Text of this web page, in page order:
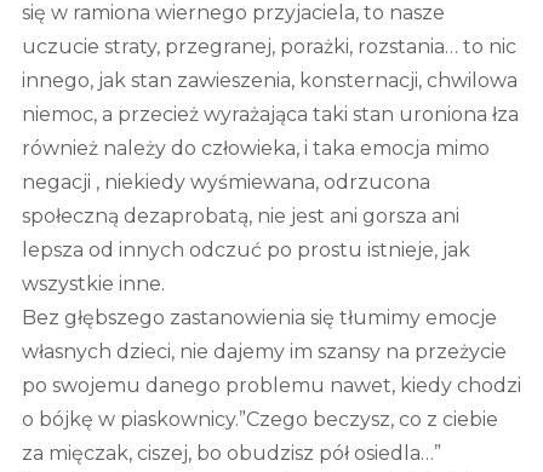
się w ramiona wiernego przyjaciela, to nasze
uczucie straty, przegranej, porażki, rozstania… to nic
innego, jak stan zawieszenia, konsternacji, chwilowa
niemoc, a przecież wyrażająca taki stan uroniona łza
również należy do człowieka, i taka emocja mimo
negacji , niekiedy wyśmiewana, odrzucona
społeczną dezaprobatą, nie jest ani gorsza ani
lepsza od innych odczuć po prostu istnieje, jak
wszystkie inne.
Bez głębszego zastanowienia się tłumimy emocje
własnych dzieci, nie dajemy im szansy na przeżycie
po swojemu danego problemu nawet, kiedy chodzi
o bójkę w piaskownicy.”Czego beczysz, co z ciebie
za mięczak, ciszej, bo obudzisz pół osiedla…”